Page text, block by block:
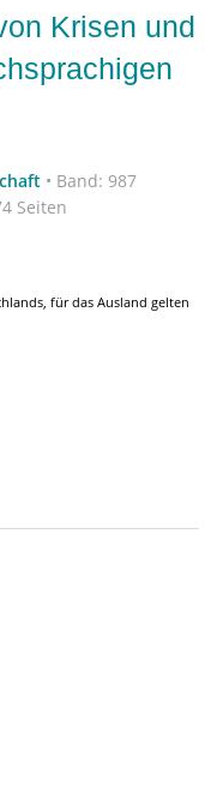
Krisen und
• Band: 987
Seiten
für das Ausland gelten